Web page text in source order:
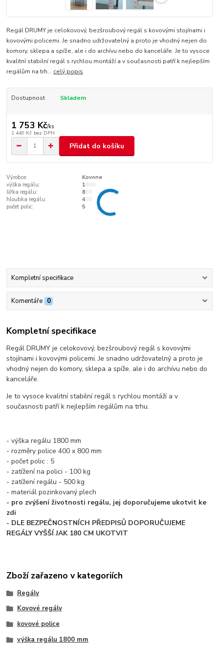
Regál DRUMY je celokovový, bezšroubový regál s kovovými stojínami i
kovovými policemi. Je snadno udržovatelný a proto je vhodný nejen do
komory, sklepa a spíže, ale i do archívu nebo do kanceláře. Je to vysoce
kvalitní stabilní regál s rychlou montáží a v současnosti patří k nejlepším
regálům na trh... celý popis
Dostupnost Skladem
1 753 Kč/ks
1 449 Kč bez DPH
Přidat do košíku
Výrobce:
Kovona
výška regálu:
1800
šířka regálu:
800
hloubka regálu:
400
počet polic:
5
Kompletní specifikace
Komentáře 0
Kompletní specifikace
Regál DRUMY je celokovový, bezšroubový regál s kovovými
stojínami i kovovými policemi. Je snadno udržovatelný a proto je
vhodný nejen do komory, sklepa a spíže, ale i do archívu nebo do
kanceláře.
Je to vysoce kvalitní stabilní regál s rychlou montáží a v
současnosti patří k nejlepším regálům na trhu.
- výška regálu 1800 mm
- rozměry police 400 x 800 mm
- počet polic : 5
- zatížení na polici - 100 kg
- zatížení regálu - 500 kg
- materiál pozinkovaný plech
- pro zvýšení životnosti regálu, jej doporučujeme ukotvit ke
zdi
- DLE BEZPEČNOSTNÍCH PŘEDPISŮ DOPORUČUJEME
REGÁLY VYŠŠÍ JAK 180 CM UKOTVIT
Zboží zařazeno v kategoriích
Regály
Kovové regály
kovové police
výška regálu 1800 mm